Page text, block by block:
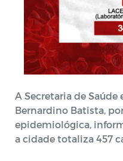
A Secretaria de
Bernardino Batista,
epidemiológica,
a cidade totaliza 457